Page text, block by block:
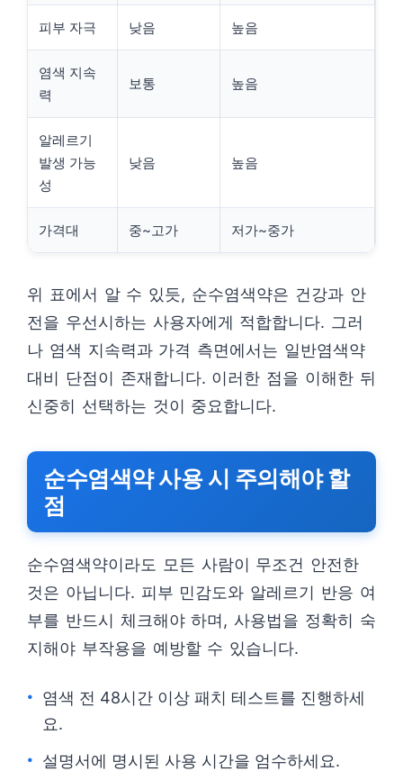
피부 자극 낮음 높음
염색 지속
력
보통 높음
알레르기
발생 가능
성
낮음 높음
가격대 중~고가 저가~중가
위 표에서 알 수 있듯, 순수염색약은 건강과 안
전을 우선시하는 사용자에게 적합합니다. 그러
나 염색 지속력과 가격 측면에서는 일반염색약
대비 단점이 존재합니다. 이러한 점을 이해한 뒤
신중히 선택하는 것이 중요합니다.
순수염색약 사용 시 주의해야 할
점
순수염색약이라도 모든 사람이 무조건 안전한
것은 아닙니다. 피부 민감도와 알레르기 반응 여
부를 반드시 체크해야 하며, 사용법을 정확히 숙
지해야 부작용을 예방할 수 있습니다.
염색 전 48시간 이상 패치 테스트를 진행하세
요.
설명서에 명시된 사용 시간을 엄수하세요.